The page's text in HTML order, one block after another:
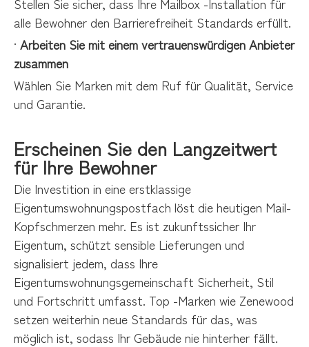
alle Bewohner den Barrierefreiheit Standards erfüllt.
· Arbeiten Sie mit einem vertrauenswürdigen Anbieter
zusammen
Wählen Sie Marken mit dem Ruf für Qualität, Service
und Garantie.
Erscheinen Sie den Langzeitwert
für Ihre Bewohner
Die Investition in eine erstklassige
Eigentumswohnungspostfach löst die heutigen Mail-
Kopfschmerzen mehr. Es ist zukunftssicher Ihr
Eigentum, schützt sensible Lieferungen und
signalisiert jedem, dass Ihre
Eigentumswohnungsgemeinschaft Sicherheit, Stil
und Fortschritt umfasst. Top -Marken wie Zenewood
setzen weiterhin neue Standards für das, was
möglich ist, sodass Ihr Gebäude nie hinterher fällt.